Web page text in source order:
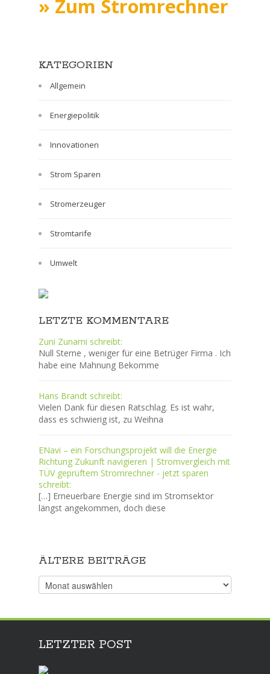
» Zum Stromrechner
KATEGORIEN
Allgemein
Energiepolitik
Innovationen
Strom Sparen
Stromerzeuger
Stromtarife
Umwelt
LETZTE KOMMENTARE
Zuni Zunami schreibt:
Null Sterne , weniger für eine Betrüger Firma . Ich
habe eine Mahnung Bekomme
Hans Brandt schreibt:
Vielen Dank für diesen Ratschlag. Es ist wahr,
dass es schwierig ist, zu Weihna
ENavi – ein Forschungsprojekt will die Energie
Richtung Zukunft navigieren | Stromvergleich mit
TÜV geprüftem Stromrechner - jetzt sparen
schreibt:
[…] Erneuerbare Energie sind im Stromsektor
längst angekommen, doch diese
ÄLTERE BEITRÄGE
Ältere
Beiträge
LETZTER POST